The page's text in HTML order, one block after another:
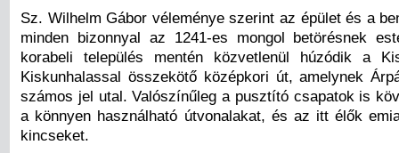
Sz. Wilhelm Gábor véleménye szerint az épület és a
minden bizonnyal az 1241-es mongol betörésnek
korabeli település mentén közvetlenül húzódik a
Kiskunhalassal összekötő középkori út, amelynek
számos jel utal. Valószínűleg a pusztító csapatok is
a könnyen használható útvonalakat, és az itt élők
kincseket.